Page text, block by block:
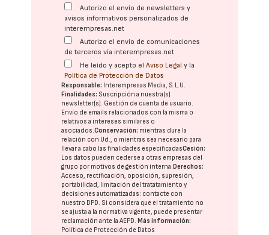
Autorizo el envío de newsletters y
avisos informativos personalizados de
interempresas.net
Autorizo el envío de comunicaciones
de terceros vía interempresas.net
He leído y acepto elAviso Legal y la
Política de Protección de Datos
Responsable: Interempresas Media, S.L.U.
Finalidades: Suscripción a nuestra(s)
newsletter(s). Gestión de cuenta de usuario.
Envío de emails relacionados con la misma o
relativos a intereses similares o
asociados.Conservación: mientras dure la
relación con Ud., o mientras sea necesario para
llevar a cabo las finalidades especificadasCesión:
Los datos pueden cederse a otras empresas del
grupo por motivos de gestión interna. Derechos:
Acceso, rectificación, oposición, supresión,
portabilidad, limitación del tratatamiento y
decisiones automatizadas: contacte con
nuestro DPD. Si considera que el tratamiento no
se ajusta a la normativa vigente, puede presentar
reclamación ante laAEPD. Más información:
Política de Protección de Datos